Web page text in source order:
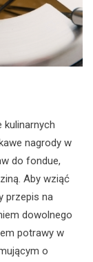
kulinarnych
nagrody w
do fondue,
Aby wziąć
przepis na
dowolnego
potrawy w
o